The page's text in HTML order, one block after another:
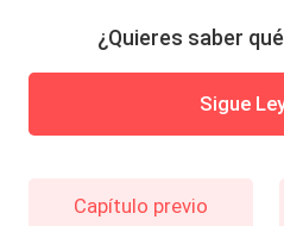
¿Quieres saber
Sigue
Capítulo previo